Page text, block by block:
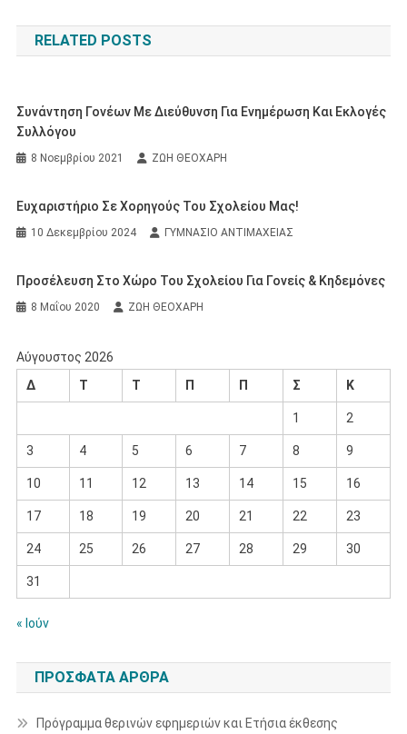
άρθρων
RELATED POSTS
Συνάντηση Γονέων Με Διεύθυνση Για Ενημέρωση Και Εκλογές
Συλλόγου
8 Νοεμβρίου 2021 ΖΩΗ ΘΕΟΧΑΡΗ
Ευχαριστήριο Σε Χορηγούς Του Σχολείου Μας!
10 Δεκεμβρίου 2024 ΓΥΜΝΑΣΙΟ ΑΝΤΙΜΑΧΕΙΑΣ
Προσέλευση Στο Χώρο Του Σχολείου Για Γονείς & Κηδεμόνες
8 Μαΐου 2020 ΖΩΗ ΘΕΟΧΑΡΗ
Αύγουστος 2026
Δ
Τ Τ Π Π Σ Κ
1 2
3 4 5 6 7 8 9
10 11 12 13 14 15 16
17 18 19 20 21 22 23
24 25 26 27 28 29 30
31
« Ιούν
ΠΡΌΣΦΑΤΑ ΆΡΘΡΑ
Πρόγραμμα θερινών εφημεριών και Ετήσια έκθεσης